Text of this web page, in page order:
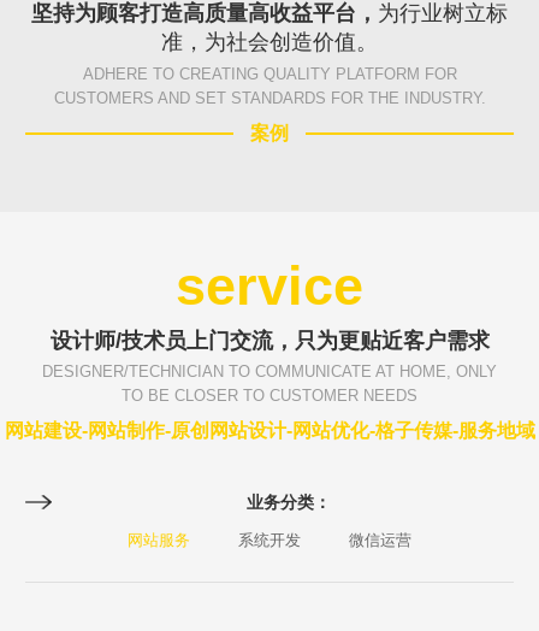
坚持为顾客打造高质量高收益平台， 为行业树立标
准，为社会创造价值。
ADHERE TO CREATING QUALITY PLATFORM FOR
CUSTOMERS AND SET STANDARDS FOR THE INDUSTRY.
案例
service
设计师/技术员上门交流，只为更贴近客户需求
DESIGNER/TECHNICIAN TO COMMUNICATE AT HOME, ONLY
TO BE CLOSER TO CUSTOMER NEEDS
网站建设-网站制作-原创网站设计-网站优化-格子传媒-服务地域
业务分类：
网站服务 系统开发 微信运营